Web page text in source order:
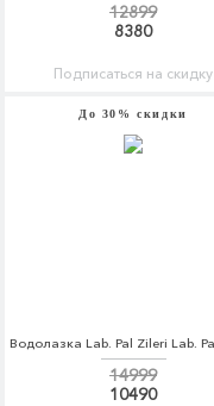
12899
8380
Подписаться на скидку
До 30% скидки
14999
10490